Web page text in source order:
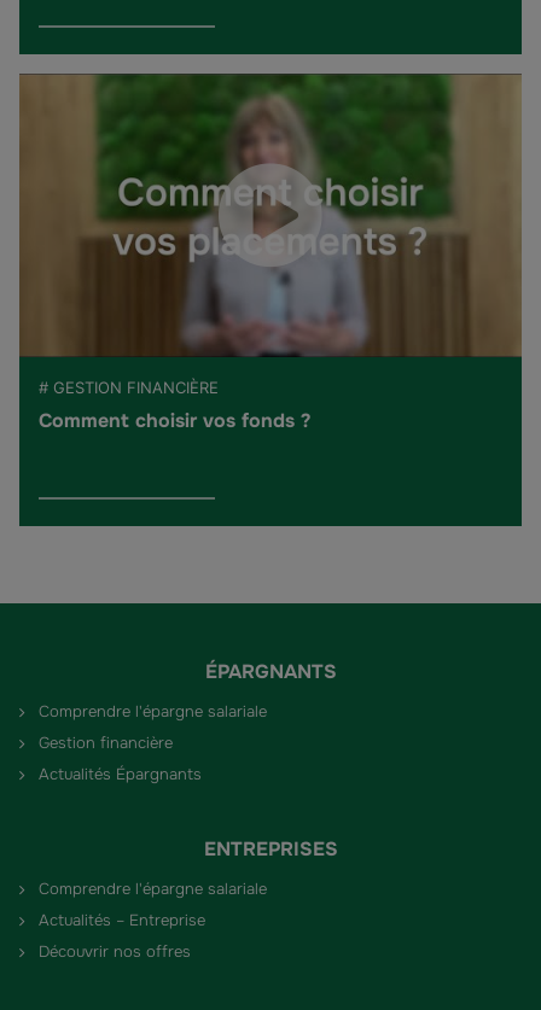
# GESTION FINANCIÈRE
Comment choisir vos fonds ?
ÉPARGNANTS
Comprendre l'épargne salariale
Gestion financière
Actualités Épargnants
ENTREPRISES
Comprendre l'épargne salariale
Actualités – Entreprise
Découvrir nos offres